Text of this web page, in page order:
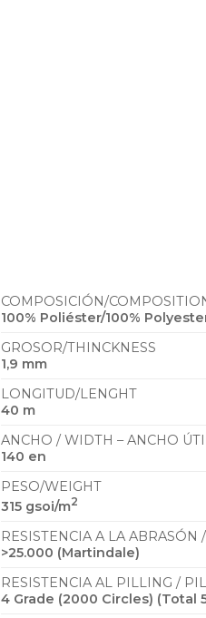
COMPOSICIÓN/
100% Poliéster/100%
GROSOR/THINCKNESS
1,9 mm
LONGITUD/LENGHT
40 m
ANCHO / WIDTH – ANCHO
140 en
PESO/WEIGHT
315 gsoi/m2
RESISTENCIA A LA ABRASÓN
>25.000 (Martindale)
RESISTENCIA AL PILLING /
4 Grade (2000 Circles) (Total